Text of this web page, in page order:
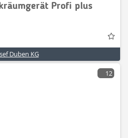
Profi plus
Duben KG
12